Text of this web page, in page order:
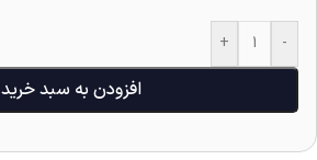
-
+
افزودن به سبد خرید